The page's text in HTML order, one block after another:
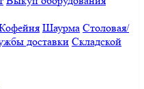
Шаурма Столовая/
доставки Складской